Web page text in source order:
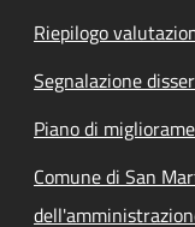
Riepilogo
Segnalazione
Piano di
Comune di San